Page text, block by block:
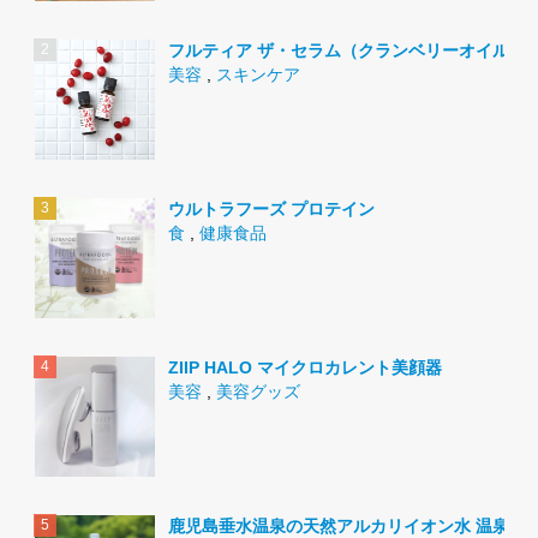
フルティア ザ・セラム（クランベリーオイル）
美容
スキンケア
ウルトラフーズ プロテイン
食
健康食品
ZIIP HALO マイクロカレント美顔器
美容
美容グッズ
鹿児島垂水温泉の天然アルカリイオン水 温泉水